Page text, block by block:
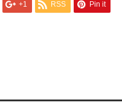
+1 RSS Pin it